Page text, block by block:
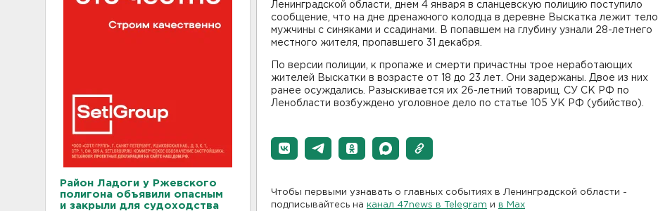
Район Ладоги у Ржевского
полигона объявили опасным
и закрыли для судоходства
Ленинградской области, днем 4 января в сланцевскую полицию поступило
сообщение, что на дне дренажного колодца в деревне Выскатка лежит тело
мужчины с синяками и ссадинами. В попавшем на глубину узнали 28-летнего
местного жителя, пропавшего 31 декабря.
По версии полиции, к пропаже и смерти причастны трое неработающих
жителей Выскатки в возрасте от 18 до 23 лет. Они задержаны. Двое из них
ранее осуждались. Разыскивается их 26-летний товарищ. СУ СК РФ по
Ленобласти возбуждено уголовное дело по статье 105 УК РФ (убийство).
Чтобы первыми узнавать о главных событиях в Ленинградской области -
подписывайтесь на канал 47news в Telegram и в Maх